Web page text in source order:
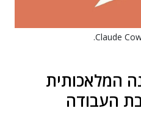
המלאכותית
העבודה